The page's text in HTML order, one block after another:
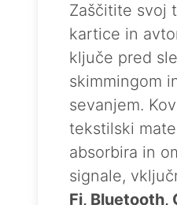
Zaščitite svoj
kartice in
ključe pred
skimmingom
sevanjem.
tekstilski
absorbira in
signale,
Fi, Bluetooth,